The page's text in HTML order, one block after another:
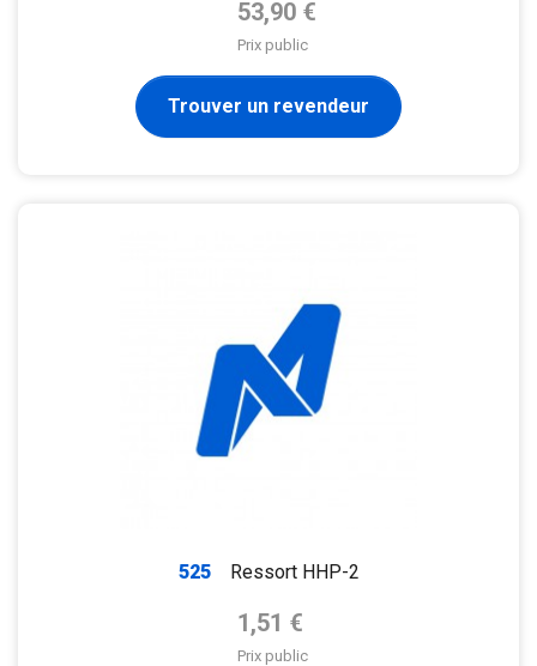
53,90 €
Prix public
Trouver un revendeur
525
Ressort HHP-2
Prix de base
1,51 €
Prix public